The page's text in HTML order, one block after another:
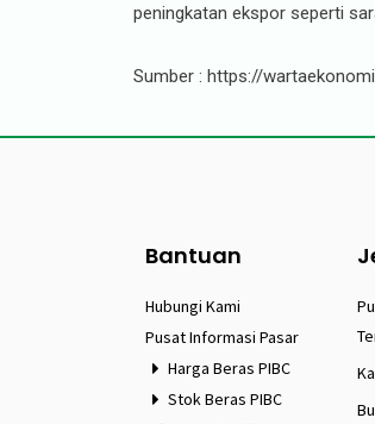
peningkatan ekspor seperti
Sumber : https://
Bantuan
Hubungi Kami
Pusat Informasi Pasar
Harga Beras PIBC
Stok Beras PIBC